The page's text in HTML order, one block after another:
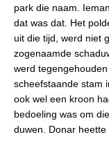
park die naam.
dat was dat. Het
uit die tijd, werd niet
zogenaamde
werd
scheefstaande stam
ook wel een kroon
bedoeling was om
duwen. Donar heette